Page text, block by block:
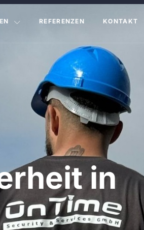
REFERENZEN KONTAKT
in